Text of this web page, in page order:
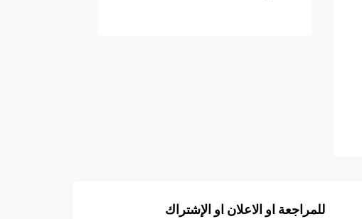
للمراجعة او الاعلان او الإشتراك